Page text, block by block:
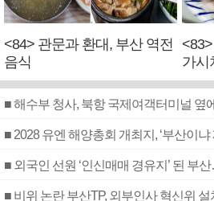
<84> 관문과 환대, 부산 역전
음식
가시
■ 해수부 청사, 북항 국제여객터미널 옆
■ 2028 유엔 해양총회 개최지, ‘부산이냐
■ 외국인 선원 ‘인신매매 경유지’ 된 부
■ 비위 논란 부산TP, 외부인사 혁신위 설